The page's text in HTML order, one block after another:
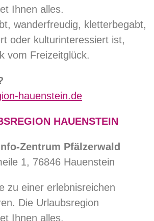
Ihnen alles.
wanderfreudig, kletterbegabt,
oder kulturinteressiert ist,
vom Freizeitglück.
hauenstein.de
HAUENSTEIN
Zentrum Pfälzerwald
1, 76846 Hauenstein
zu einer erlebnisreichen
Die Urlaubsregion
Ihnen alles.